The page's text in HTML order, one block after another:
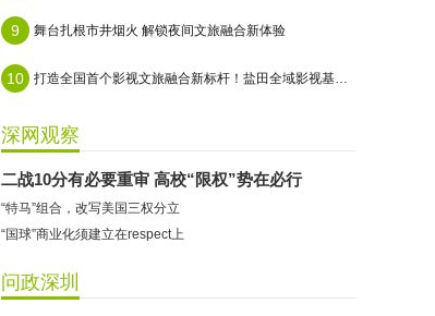
9 舞台扎根市井烟火 解锁夜间文旅融合新体验
10 打造全国首个影视文旅融合新标杆！盐田全域影视基地即将启幕
深网观察
二战10分有必要重审 高校“限权”势在必行
“特马”组合，改写美国三权分立
“国球”商业化须建立在respect上
问政深圳